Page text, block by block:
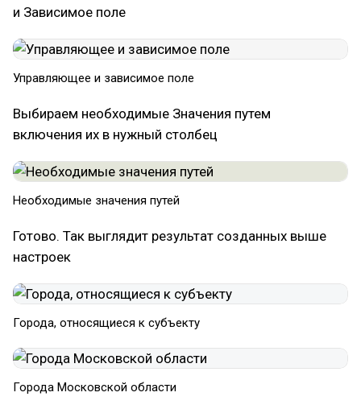
и Зависимое поле
Управляющее и зависимое поле
Выбираем необходимые Значения путем
включения их в нужный столбец
Необходимые значения путей
Готово. Так выглядит результат созданных выше
настроек
Города, относящиеся к субъекту
Города Московской области